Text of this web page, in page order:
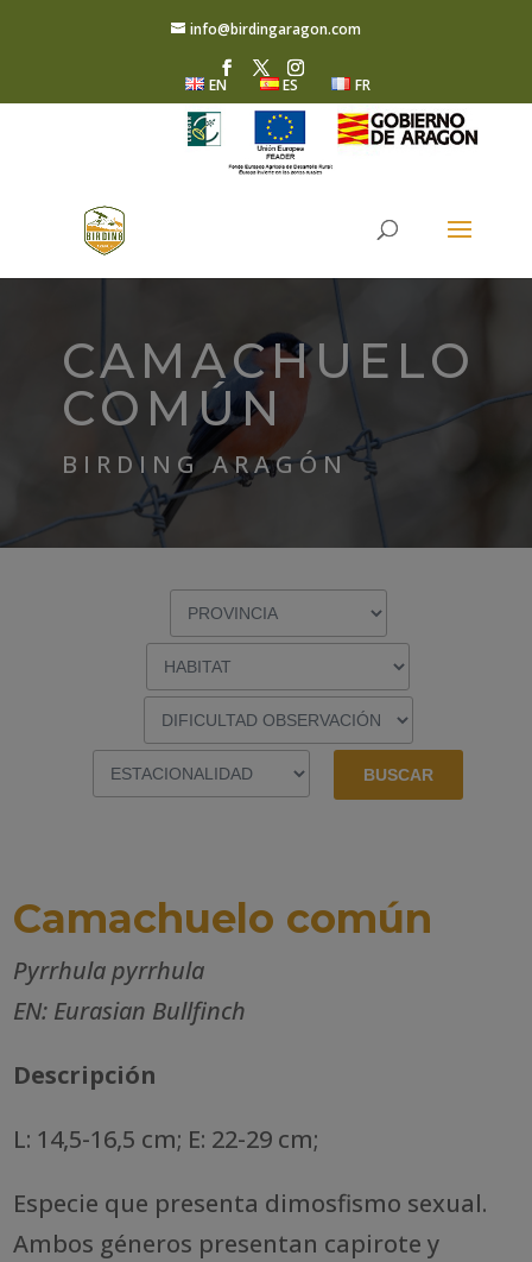
info@birdingaragon.com
EN ES FR
CAMACHUELO
COMÚN
BIRDING ARAGÓN
Camachuelo común
Pyrrhula pyrrhula
EN: Eurasian Bullfinch
Descripción
L: 14,5-16,5 cm; E: 22-29 cm;
Especie que presenta dimosfismo sexual.
Ambos géneros presentan capirote y